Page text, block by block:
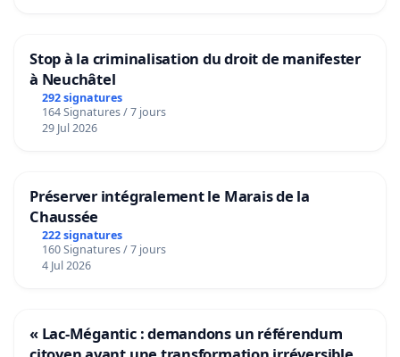
Stop à la criminalisation du droit de manifester
à Neuchâtel
292 signatures
164 Signatures / 7 jours
29 Jul 2026
Préserver intégralement le Marais de la
Chaussée
222 signatures
160 Signatures / 7 jours
4 Jul 2026
« Lac-Mégantic : demandons un référendum